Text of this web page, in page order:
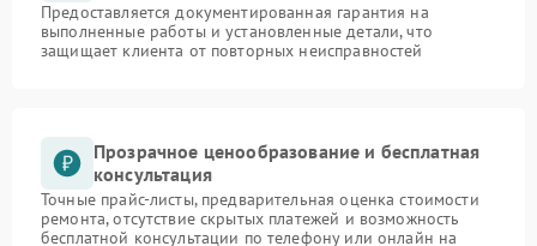
Предоставляется документированная гарантия на
выполненные работы и установленные детали, что
защищает клиента от повторных неисправностей
Прозрачное ценообразование и бесплатная
консультация
Точные прайс-листы, предварительная оценка стоимости
ремонта, отсутствие скрытых платежей и возможность
бесплатной консультации по телефону или онлайн на